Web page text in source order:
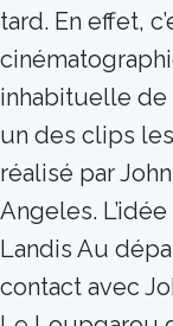
tard. En effet,
inhabituelle de
un des clips
réalisé par
Angeles.
Landis Au
contact avec